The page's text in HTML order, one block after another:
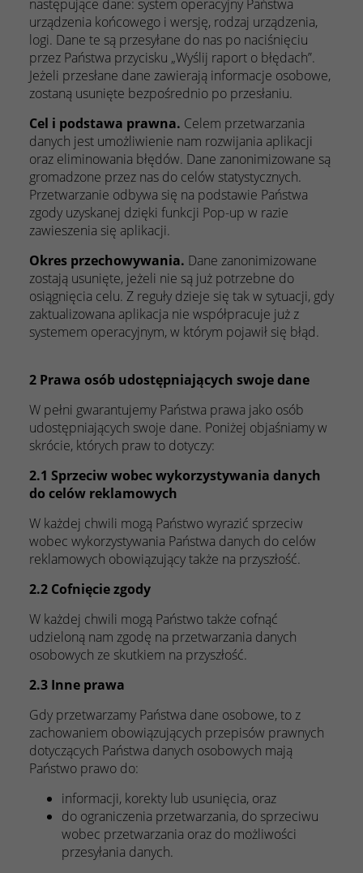
następujące dane: system operacyjny Państwa
urządzenia końcowego i wersję, rodzaj urządzenia,
logi. Dane te są przesyłane do nas po naciśnięciu
przez Państwa przycisku „Wyślij raport o błędach”.
Jeżeli przesłane dane zawierają informacje osobowe,
zostaną usunięte bezpośrednio po przesłaniu.
Cel i podstawa prawna. Celem przetwarzania
danych jest umożliwienie nam rozwijania aplikacji
oraz eliminowania błędów. Dane zanonimizowane są
gromadzone przez nas do celów statystycznych.
Przetwarzanie odbywa się na podstawie Państwa
zgody uzyskanej dzięki funkcji Pop-up w razie
zawieszenia się aplikacji.
Okres przechowywania. Dane zanonimizowane
zostają usunięte, jeżeli nie są już potrzebne do
osiągnięcia celu. Z reguły dzieje się tak w sytuacji, gdy
zaktualizowana aplikacja nie współpracuje już z
systemem operacyjnym, w którym pojawił się błąd.
2 Prawa osób udostępniających swoje dane
W pełni gwarantujemy Państwa prawa jako osób
udostępniających swoje dane. Poniżej objaśniamy w
skrócie, których praw to dotyczy:
2.1 Sprzeciw wobec wykorzystywania danych
do celów reklamowych
W każdej chwili mogą Państwo wyrazić sprzeciw
wobec wykorzystywania Państwa danych do celów
reklamowych obowiązujący także na przyszłość.
2.2 Cofnięcie zgody
W każdej chwili mogą Państwo także cofnąć
udzieloną nam zgodę na przetwarzania danych
osobowych ze skutkiem na przyszłość.
2.3 Inne prawa
Gdy przetwarzamy Państwa dane osobowe, to z
zachowaniem obowiązujących przepisów prawnych
dotyczących Państwa danych osobowych mają
Państwo prawo do:
informacji, korekty lub usunięcia, oraz
do ograniczenia przetwarzania, do sprzeciwu
wobec przetwarzania oraz do możliwości
przesyłania danych.